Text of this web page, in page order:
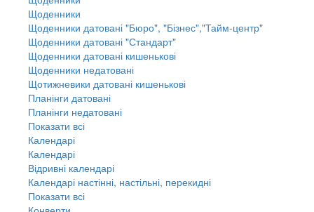
Щоденники
Щоденники датовані "Бюро", "Бізнес","Тайм-центр"
Щоденники датовані "Стандарт"
Щоденники датовані кишенькові
Щоденники недатовані
Щотижневики датовані кишенькові
Планінги датовані
Планінги недатовані
Показати всі
Календарі
Календарі
Відривні календарі
Календарі настінні, настільні, перекидні
Показати всі